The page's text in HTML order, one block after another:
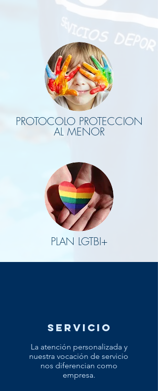
PROTOCOLO PROTECCION
AL MENOR
PLAN LGTBI+
servicio
La atención personalizada y
nuestra vocación de servicio
nos diferencian como
empresa.